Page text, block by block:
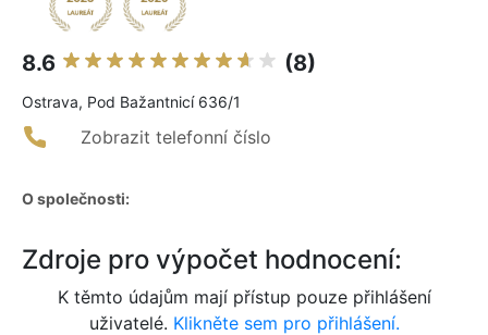
8.6 (8)
Ostrava, Pod Bažantnicí 636/1
Zobrazit telefonní číslo
O společnosti:
Zdroje pro výpočet hodnocení:
K těmto údajům mají přístup pouze přihlášení
uživatelé. Klikněte sem pro přihlášení.